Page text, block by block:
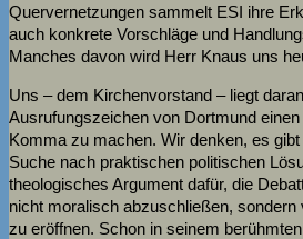
Quervernetzungen sammelt ESI ihre
auch konkrete Vorschläge und
Manches davon wird Herr Knaus uns
Uns – dem Kirchenvorstand – liegt
Ausrufungszeichen von Dortmund
Komma zu machen. Wir denken, es
Suche nach praktischen politischen
theologisches Argument dafür, die
nicht moralisch abzuschließen,
zu eröffnen. Schon in seinem